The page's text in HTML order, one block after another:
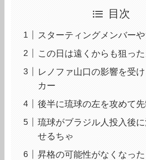
目次
スターティングメンバー
この日は遠くからも狙っ
レノファ山口の影響を受
カー
後半に琉球の左を攻めて
琉球がブラジル人投入後
せるちゃ
昇格の可能性がなくなっ